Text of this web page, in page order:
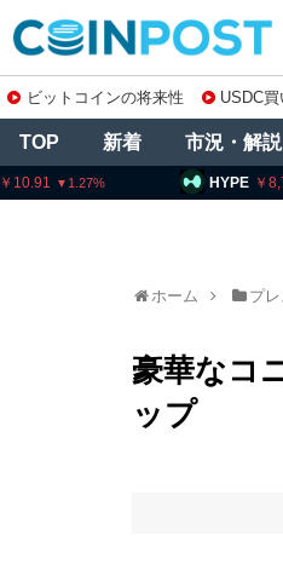
ビットコインの将来性 USDC
TOP 新着 市況・解説
HYPE 8,726.00
ホーム プ
豪華なコ
ップ